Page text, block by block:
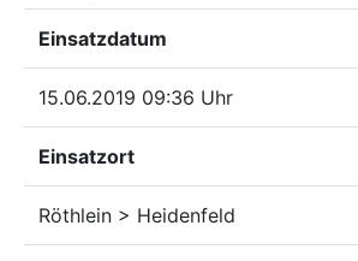
Einsatzdatum
15.06.2019 09:36 Uhr
Einsatzort
Röthlein > Heidenfeld